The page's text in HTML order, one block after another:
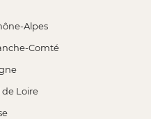
Alpes
Comté
Loire